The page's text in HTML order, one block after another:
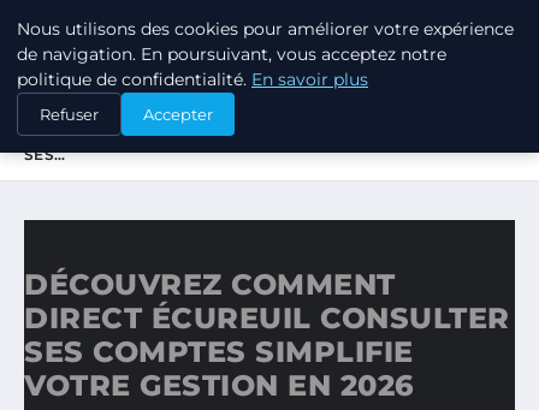
LPO CONSULTING
ACCUEIL
DÉCOUVREZ COMMENT DIRECT ÉCUREUIL CONSULTER
SES…
DÉCOUVREZ COMMENT
DIRECT ÉCUREUIL CONSULTER
SES COMPTES SIMPLIFIE
VOTRE GESTION EN 2026
Nous utilisons des cookies pour améliorer votre expérience
de navigation. En poursuivant, vous acceptez notre
politique de confidentialité. En savoir plus
Refuser Accepter